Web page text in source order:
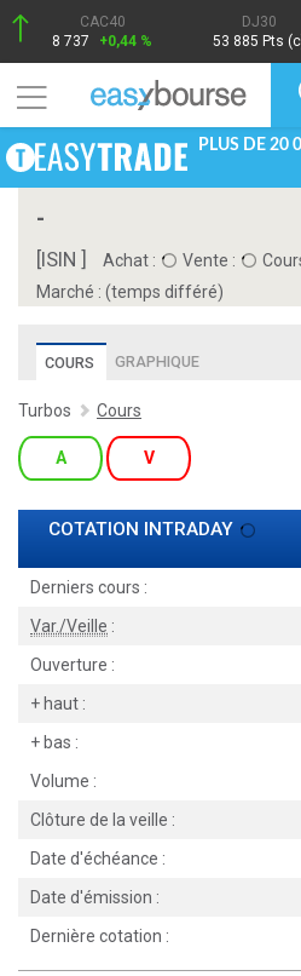
CAC40
8 737
+0,44 %
DJ30
53 885 Pts
PLUS DE 20
-
[ISIN ] Achat : Vente :
Marché : (temps différé)
COURS GRAPHIQUE
Turbos Cours
A V
COTATION INTRADAY
Derniers cours :
Var./Veille :
Ouverture :
+ haut :
+ bas :
Volume :
Clôture de la veille :
Date d'échéance :
Date d'émission :
Dernière cotation :